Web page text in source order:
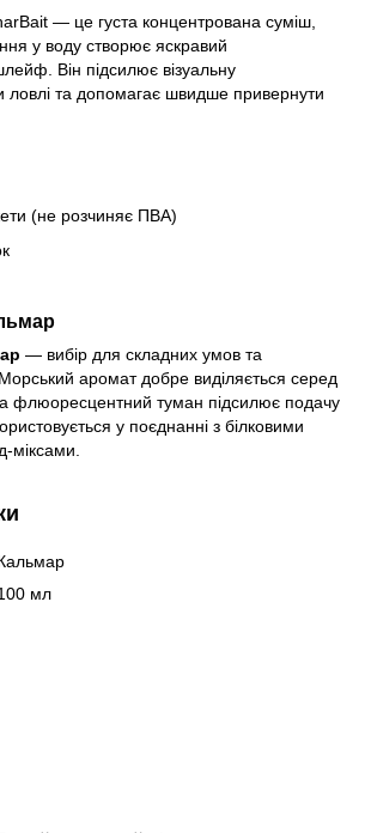
— це густа концентрована суміш,
у воду створює яскравий
Він підсилює візуальну
ловлі та допомагає швидше привернути
(не розчиняє ПВА)
— вибір для складних умов та
аромат добре виділяється серед
флюоресцентний туман підсилює подачу
у поєднанні з білковими
міксами.
мл